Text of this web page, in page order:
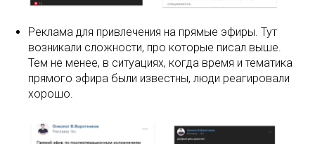
Реклама для привлечения на прямые эфиры. Тут
возникали сложности, про которые писал выше.
Тем не менее, в ситуациях, когда время и тематика
прямого эфира были известны, люди реагировали
хорошо.